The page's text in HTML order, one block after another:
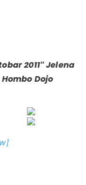
2011″ Jelena
Dojo